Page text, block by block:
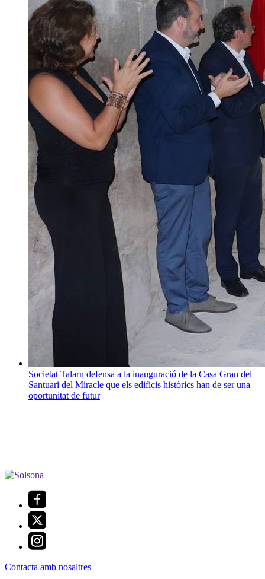
Societat Talarn defensa a la inauguració de la Casa Gran del
Santuari del Miracle que els edificis històrics han de ser una
oportunitat de futur
Contacta amb nosaltres